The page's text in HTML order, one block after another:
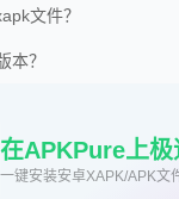
文件？
本？
在APKPure上极
一键安装安卓XAPK/APK文